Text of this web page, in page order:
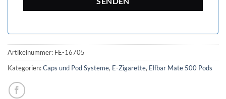
Artikelnummer: FE-16705
Kategorien:Caps und Pod Systeme, E-Zigarette, Elfbar Mate 500 Pods